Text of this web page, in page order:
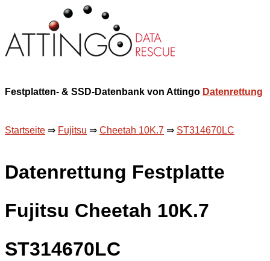
Festplatten- & SSD-Datenbank von Attingo Datenrettung
Startseite ⇒ Fujitsu ⇒ Cheetah 10K.7 ⇒ ST314670LC
Datenrettung Festplatte
Fujitsu Cheetah 10K.7
ST314670LC